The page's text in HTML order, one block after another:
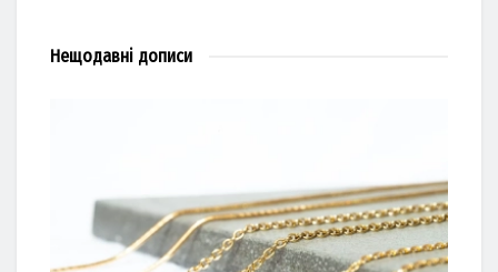
Нещодавні дописи